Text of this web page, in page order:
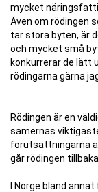
mycket
Även om rödingen
tar stora byten, är
och mycket små
konkurrerar de lätt
rödingarna gärna
Rödingen är en
samernas
förutsättningarna
går rödingen tillbaka.
I Norge bland